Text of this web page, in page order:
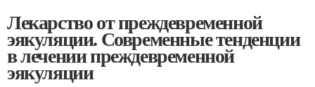
Лекарство от преждевременной
эякуляции. Современные тенденции
в лечении преждевременной
эякуляции